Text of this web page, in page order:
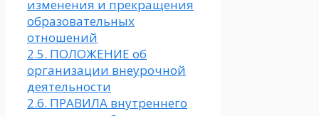
изменения и прекращения
образовательных
отношений
2.5. ПОЛОЖЕНИЕ об
организации внеурочной
деятельности
2.6. ПРАВИЛА внутреннего